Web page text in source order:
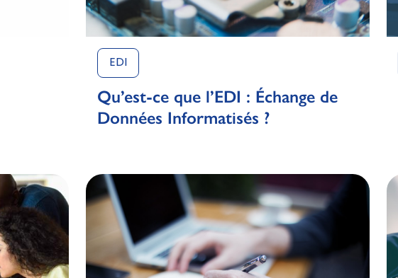
EDI
Qu’est-ce que l’EDI : Échange de
Données Informatisés ?